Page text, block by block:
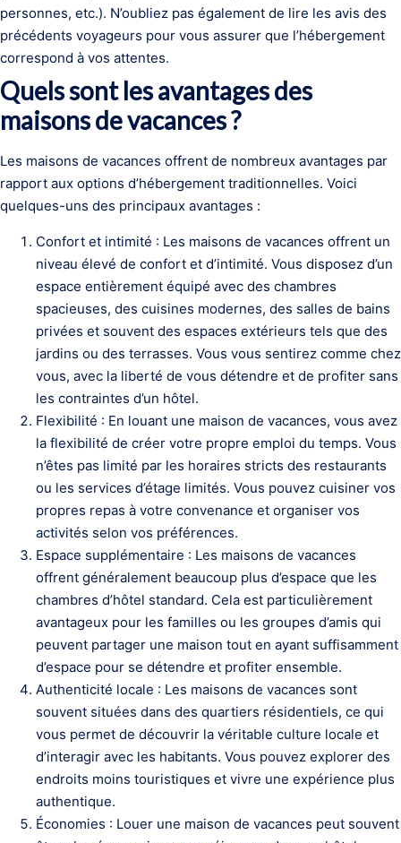
personnes, etc.). N’oubliez pas également de lire les avis des
précédents voyageurs pour vous assurer que l’hébergement
correspond à vos attentes.
Quels sont les avantages des
maisons de vacances ?
Les maisons de vacances offrent de nombreux avantages par
rapport aux options d’hébergement traditionnelles. Voici
quelques-uns des principaux avantages :
Confort et intimité : Les maisons de vacances offrent un
niveau élevé de confort et d’intimité. Vous disposez d’un
espace entièrement équipé avec des chambres
spacieuses, des cuisines modernes, des salles de bains
privées et souvent des espaces extérieurs tels que des
jardins ou des terrasses. Vous vous sentirez comme chez
vous, avec la liberté de vous détendre et de profiter sans
les contraintes d’un hôtel.
Flexibilité : En louant une maison de vacances, vous avez
la flexibilité de créer votre propre emploi du temps. Vous
n’êtes pas limité par les horaires stricts des restaurants
ou les services d’étage limités. Vous pouvez cuisiner vos
propres repas à votre convenance et organiser vos
activités selon vos préférences.
Espace supplémentaire : Les maisons de vacances
offrent généralement beaucoup plus d’espace que les
chambres d’hôtel standard. Cela est particulièrement
avantageux pour les familles ou les groupes d’amis qui
peuvent partager une maison tout en ayant suffisamment
d’espace pour se détendre et profiter ensemble.
Authenticité locale : Les maisons de vacances sont
souvent situées dans des quartiers résidentiels, ce qui
vous permet de découvrir la véritable culture locale et
d’interagir avec les habitants. Vous pouvez explorer des
endroits moins touristiques et vivre une expérience plus
authentique.
Économies : Louer une maison de vacances peut souvent